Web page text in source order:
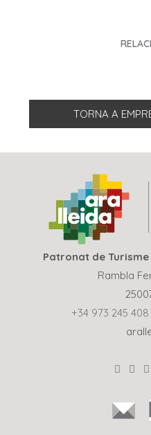
TORNA A
Patronat de
Rambla
+34 973 245 408